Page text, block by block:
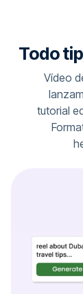
Todo
Vídeo
tutorial